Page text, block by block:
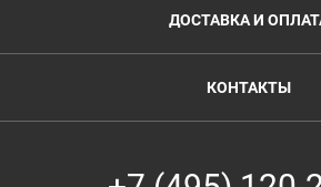
ДОСТАВКА И
КОНТАКТЫ